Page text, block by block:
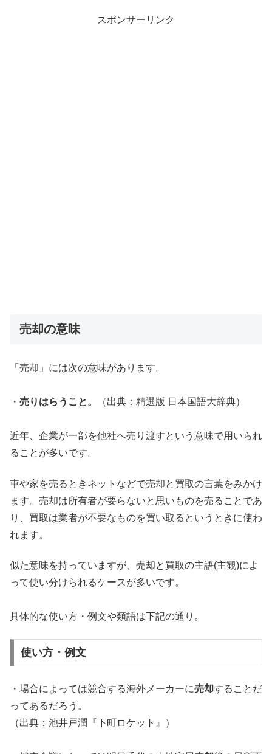
スポンサーリンク
売却の意味
「売却」には次の意味があります。
・ 売りはらうこと。 （出典：精選版 日本国語大辞典）
近年、企業が一部を他社へ売り渡すという意味で用いられ
ることが多いです。
車や家を売るときネットなどで売却と買取の言葉をみかけ
ます。売却は所有者が要らないと思いものを売ることであ
り、買取は業者が不要なものを買い取るというときに使わ
れます。
似た意味を持っていますが、売却と買取の主語(主観)によ
って使い分けられるケースが多いです。
具体的な使い方・例文や類語は下記の通り。
使い方・例文
・場合によっては競合する海外メーカーに売却することだ
ってあるだろう。
（出典：池井戸潤『下町ロケット』）